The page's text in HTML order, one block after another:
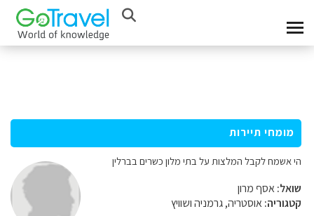
מומחי תיירות
הי אשמח לקבל המלצות על בתי מלון כשרים בברלין
שואל:אסף מרון
קטגוריה:אוסטריה, גרמניה ושוויץ